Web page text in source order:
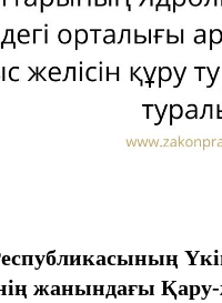
жанындағы Қару-